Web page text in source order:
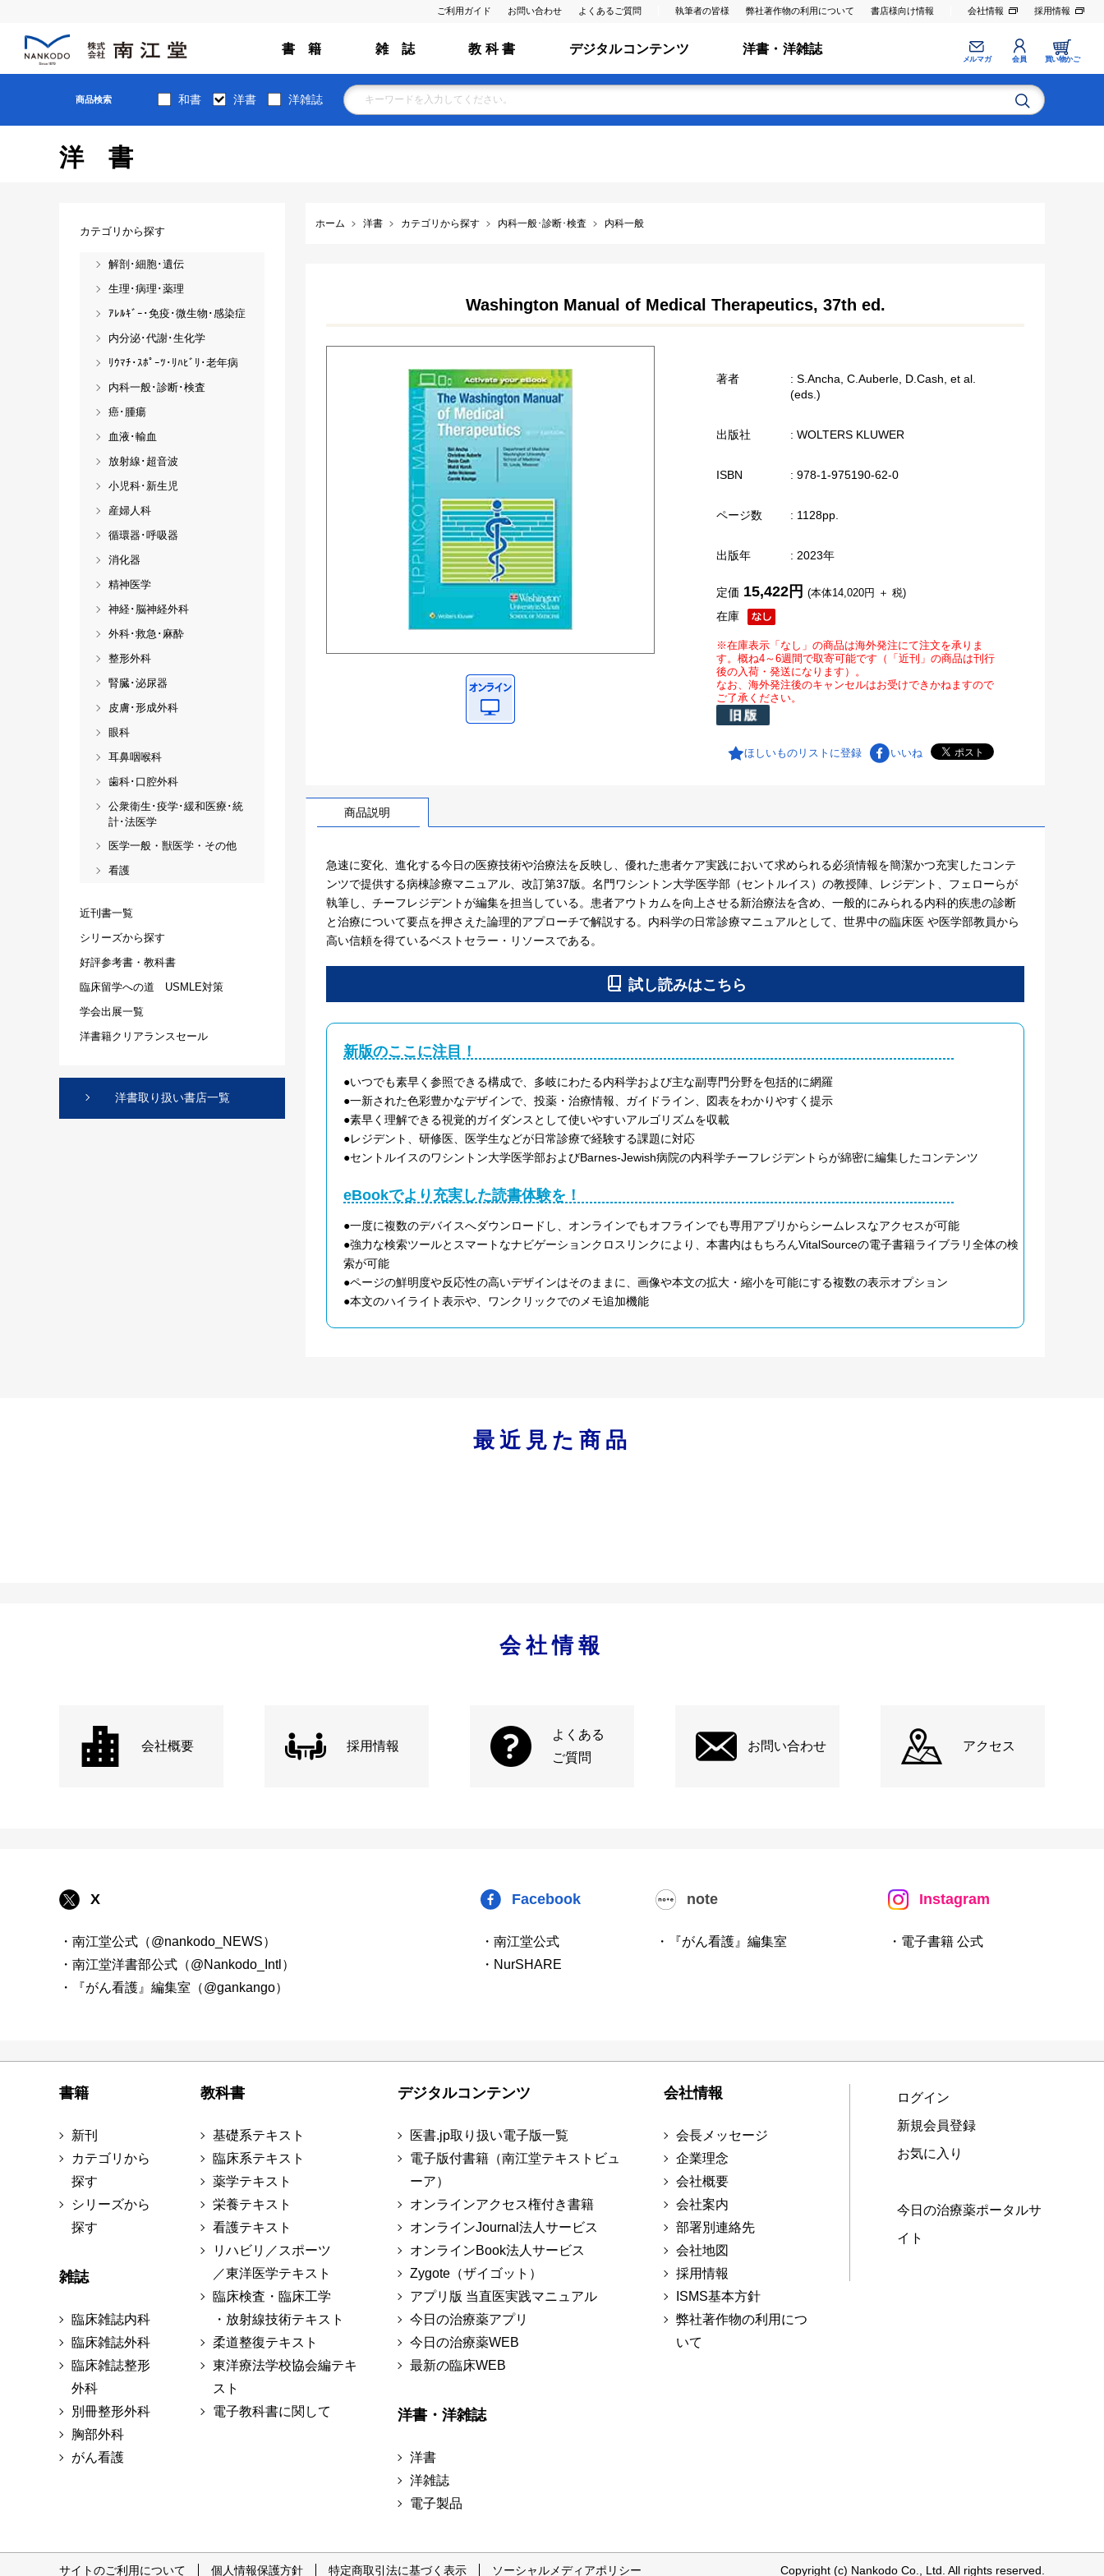
ご利用ガイド お問い合わせ よくあるご質問 執筆者の皆様 弊社著作物の利用について 書店様向け情報 会社情報 採用情報
書 籍 雑 誌 教 科 書 デジタルコンテンツ 洋書・洋雑誌
メルマガ 会員 買い物かご
商品検索 和書 洋書 洋雑誌
洋書
ホーム 洋書 カテゴリから探す 内科一般･診断･検査 内科一般
Washington Manual of Medical Therapeutics, 37th ed.
著者
: S.Ancha, C.Auberle, D.Cash, et al.
(eds.)
出版社 : WOLTERS KLUWER
ISBN : 978-1-975190-62-0
ページ数 : 1128pp.
出版年 : 2023年
在庫
定価 15,422円 (本体14,020円 ＋ 税)
※在庫表示「なし」の商品は海外発注にて注文を承りま
す。概ね4～6週間で取寄可能です（「近刊」の商品は刊行
後の入荷・発送になります）。
なお、海外発注後のキャンセルはお受けできかねますので
ご了承ください。
ほしいものリストに登録 いいね
商品説明
急速に変化、進化する今日の医療技術や治療法を反映し、優れた患者ケア実践において求められる必須情報を簡潔かつ充実したコンテ
ンツで提供する病棟診療マニュアル、改訂第37版。名門ワシントン大学医学部（セントルイス）の教授陣、レジデント、フェローらが
執筆し、チーフレジデントが編集を担当している。患者アウトカムを向上させる新治療法を含め、一般的にみられる内科的疾患の診断
と治療について要点を押さえた論理的アプローチで解説する。内科学の日常診療マニュアルとして、世界中の臨床医 や医学部教員から
高い信頼を得ているベストセラー・リソースである。
新版のここに注目！
●いつでも素早く参照できる構成で、多岐にわたる内科学および主な副専門分野を包括的に網羅
●一新された色彩豊かなデザインで、投薬・治療情報、ガイドライン、図表をわかりやすく提示
●素早く理解できる視覚的ガイダンスとして使いやすいアルゴリズムを収載
●レジデント、研修医、医学生などが日常診療で経験する課題に対応
●セントルイスのワシントン大学医学部およびBarnes-Jewish病院の内科学チーフレジデントらが綿密に編集したコンテンツ
eBookでより充実した読書体験を！
●一度に複数のデバイスへダウンロードし、オンラインでもオフラインでも専用アプリからシームレスなアクセスが可能
●強力な検索ツールとスマートなナビゲーションクロスリンクにより、本書内はもちろんVitalSourceの電子書籍ライブラリ全体の検
索が可能
●ページの鮮明度や反応性の高いデザインはそのままに、画像や本文の拡大・縮小を可能にする複数の表示オプション
●本文のハイライト表示や、ワンクリックでのメモ追加機能
カテゴリから探す
解剖･細胞･遺伝
生理･病理･薬理
ｱﾚﾙｷﾞｰ･免疫･微生物･感染症
内分泌･代謝･生化学
ﾘｳﾏﾁ･ｽﾎﾟｰﾂ･ﾘﾊﾋﾞﾘ･老年病
内科一般･診断･検査
癌･腫瘍
血液･輸血
放射線･超音波
小児科･新生児
産婦人科
循環器･呼吸器
消化器
精神医学
神経･脳神経外科
外科･救急･麻酔
整形外科
腎臓･泌尿器
皮膚･形成外科
眼科
耳鼻咽喉科
歯科･口腔外科
公衆衛生･疫学･緩和医療･統
計･法医学
医学一般・獣医学・その他
看護
近刊書一覧
シリーズから探す
好評参考書・教科書
臨床留学への道 USMLE対策
学会出展一覧
洋書籍クリアランスセール
洋書取り扱い書店一覧
最近見た商品
会社情報
会社概要 採用情報
よくある
ご質問
お問い合わせ アクセス
X
・南江堂公式（@nankodo_NEWS）
・南江堂洋書部公式（@Nankodo_Intl）
・『がん看護』編集室（@gankango）
Facebook
・南江堂公式
・NurSHARE
note
・『がん看護』編集室
Instagram
・電子書籍 公式
書籍
新刊
カテゴリから
探す
シリーズから
探す
雑誌
臨床雑誌内科
臨床雑誌外科
臨床雑誌整形
外科
別冊整形外科
胸部外科
がん看護
教科書
基礎系テキスト
臨床系テキスト
薬学テキスト
栄養テキスト
看護テキスト
リハビリ／スポーツ
／東洋医学テキスト
臨床検査・臨床工学
・放射線技術テキスト
柔道整復テキスト
東洋療法学校協会編テキ
スト
電子教科書に関して
デジタルコンテンツ
医書.jp取り扱い電子版一覧
電子版付書籍（南江堂テキストビュ
ーア）
オンラインアクセス権付き書籍
オンラインJournal法人サービス
オンラインBook法人サービス
Zygote（ザイゴット）
アプリ版 当直医実践マニュアル
今日の治療薬アプリ
今日の治療薬WEB
最新の臨床WEB
洋書・洋雑誌
洋書
洋雑誌
電子製品
会社情報
会長メッセージ
企業理念
会社概要
会社案内
部署別連絡先
会社地図
採用情報
ISMS基本方針
弊社著作物の利用につ
いて
ログイン
新規会員登録
お気に入り
今日の治療薬ポータルサ
イト
サイトのご利用について 個人情報保護方針 特定商取引法に基づく表示 ソーシャルメディアポリシー Copyright (c) Nankodo Co., Ltd. All rights reserved.